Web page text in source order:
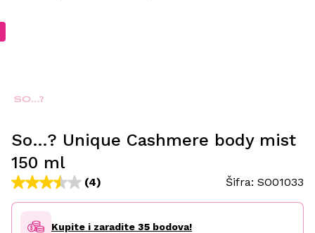
So…? Unique Cashmere body mist
150 ml
(4) Šifra: SO01033
Kupite i zaradite 35 bodova!